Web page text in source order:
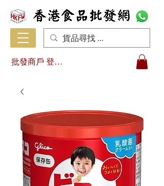
批發商戶 登入/註冊